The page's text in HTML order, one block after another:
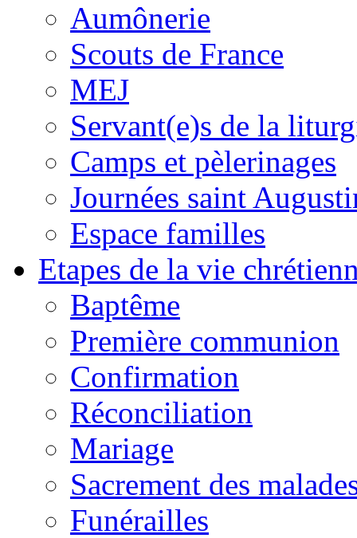
Aumônerie
Scouts de France
MEJ
Servant(e)s de la
Camps et pèlerinages
Journées saint
Espace familles
Etapes de la vie
Baptême
Première communion
Confirmation
Réconciliation
Mariage
Sacrement des
Funérailles